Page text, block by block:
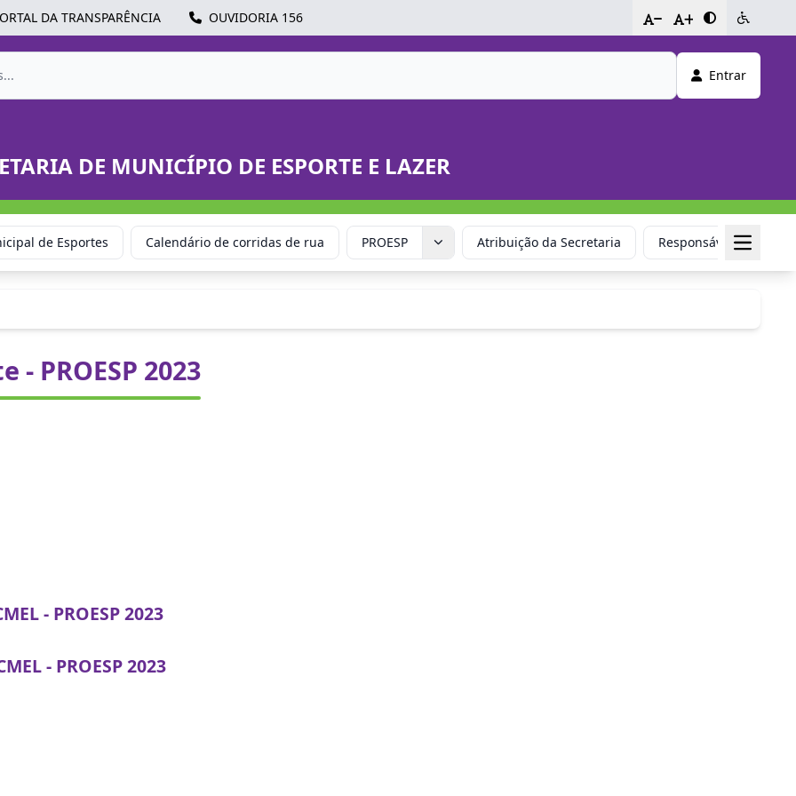
DA TRANSPARÊNCIA OUVIDORIA 156 - +
Entrar
DE MUNICÍPIO DE ESPORTE E LAZER
de Esportes Calendário de corridas de rua PROESP Atribuição da Secretaria Responsável
PROESP 2023
- PROESP 2023
- PROESP 2023